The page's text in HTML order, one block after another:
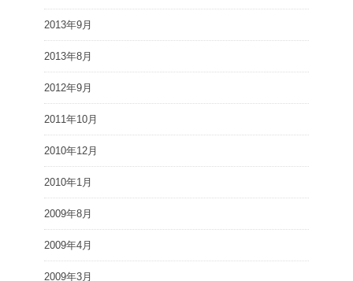
2013年9月
2013年8月
2012年9月
2011年10月
2010年12月
2010年1月
2009年8月
2009年4月
2009年3月